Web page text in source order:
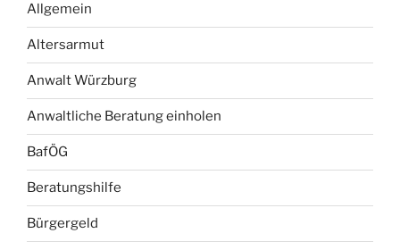
Allgemein
Altersarmut
Anwalt Würzburg
Anwaltliche Beratung einholen
BafÖG
Beratungshilfe
Bürgergeld